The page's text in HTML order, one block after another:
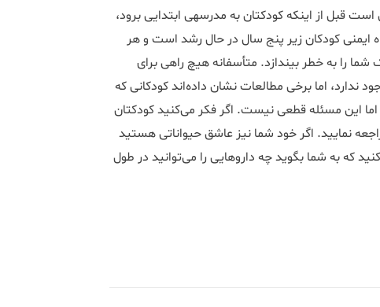
قبل از اینکه کودکتان به مدرسه­ی ابتدایی برود،
ایمنی کودکان زیر پنج سال در حال رشد است و هر
را به خطر بیندازد. متأسفانه هیچ راهی برای
اما برخی مطالعات نشان داده‌اند کودکانی که
این مسئله قطعی نیست. اگر فکر می‌کنید کودکتان
نمایید. اگر خود شما نیز عاشق حیواناتی هستید
به شما بگوید چه داروهایی را می‌توانید در طول